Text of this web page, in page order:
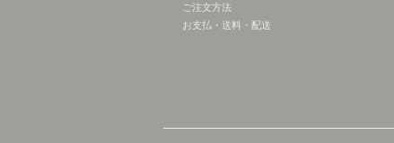
ご注文方法
お支払・送料・配送